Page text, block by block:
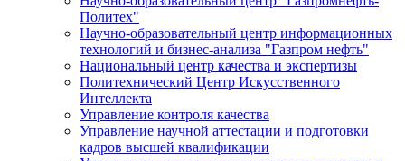
Политех"
Научно-образовательный центр информационных
технологий и бизнес-анализа "Газпром нефть"
Национальный центр качества и экспертизы
Политехнический Центр Искусственного
Интеллекта
Управление контроля качества
Управление научной аттестации и подготовки
кадров высшей квалификации